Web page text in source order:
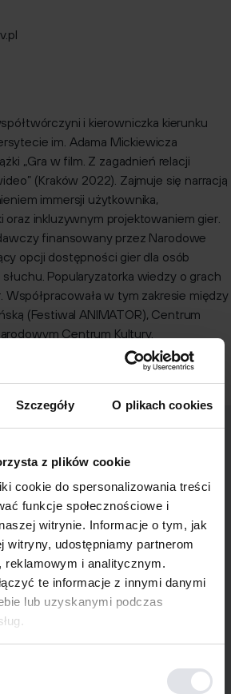
Szczegóły O plikach cookies
z plików cookie
cookie do spersonalizowania treści
funkcje społecznościowe i
witrynie. Informacje o tym, jak
witryny, udostępniamy partnerom
reklamowym i analitycznym.
te informacje z innymi danymi
lub uzyskanymi podczas
i kierowniczka kierunku
im. Adama Mickiewicza
„Gra w film. Z zagadnień relacji
(Kraków 2022). Zajmuje się narracją
immersji użytkownika,
inkluzywnym projektowaniem gier.
finansowany przez Narodowe
opcji dostępności gier dla osób
Popularyzatorka wiedzy o grach
Współpracowała w tym zakresie między
(Festiwal ANIMATOR), Centrum
Centrum Kultury.
fitness
Wirtualna Uczelnia
i
Newsy